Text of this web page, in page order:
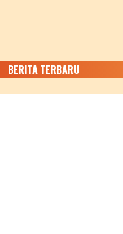
BERITA TERBARU